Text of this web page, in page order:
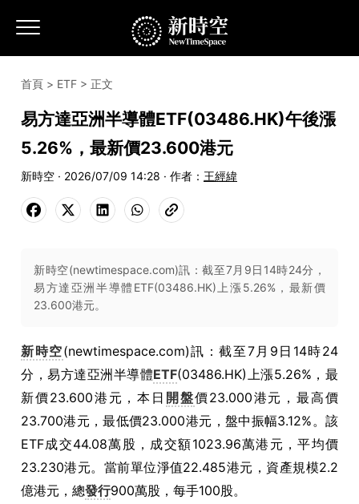
首頁 > ETF > 正文
易方達亞洲半導體ETF(03486.HK)午後漲
5.26%，最新價23.600港元
新時空 · 2026/07/09 14:28 · 作者： 王經緯
新時空(newtimespace.com)訊：截至7月9日14時24分，
易方達亞洲半導體ETF(03486.HK)上漲5.26%，最新價
23.600港元。
新時空(newtimespace.com)訊：截至7月9日14時24
分，易方達亞洲半導體ETF(03486.HK)上漲5.26%，最
新價23.600港元，本日 開盤價23.000港元，最高價
23.700港元，最低價23.000港元，盤中振幅3.12%。該
ETF成交44.08萬股，成交額1023.96萬港元，平均價
23.230港元。當前單位淨值22.485港元，資產規模2.2
億港元，總發行900萬股，每手100股。